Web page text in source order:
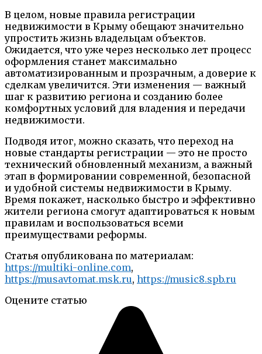
В целом, новые правила регистрации
недвижимости в Крыму обещают значительно
упростить жизнь владельцам объектов.
Ожидается, что уже через несколько лет процесс
оформления станет максимально
автоматизированным и прозрачным, а доверие к
сделкам увеличится. Эти изменения — важный
шаг к развитию региона и созданию более
комфортных условий для владения и передачи
недвижимости.
Подводя итог, можно сказать, что переход на
новые стандарты регистрации — это не просто
технический обновленный механизм, а важный
этап в формировании современной, безопасной
и удобной системы недвижимости в Крыму.
Время покажет, насколько быстро и эффективно
жители региона смогут адаптироваться к новым
правилам и воспользоваться всеми
преимуществами реформы.
Статья опубликована по материалам:
https://multiki-online.com,
https://musavtomat.msk.ru, https://music8.spb.ru
Оцените статью